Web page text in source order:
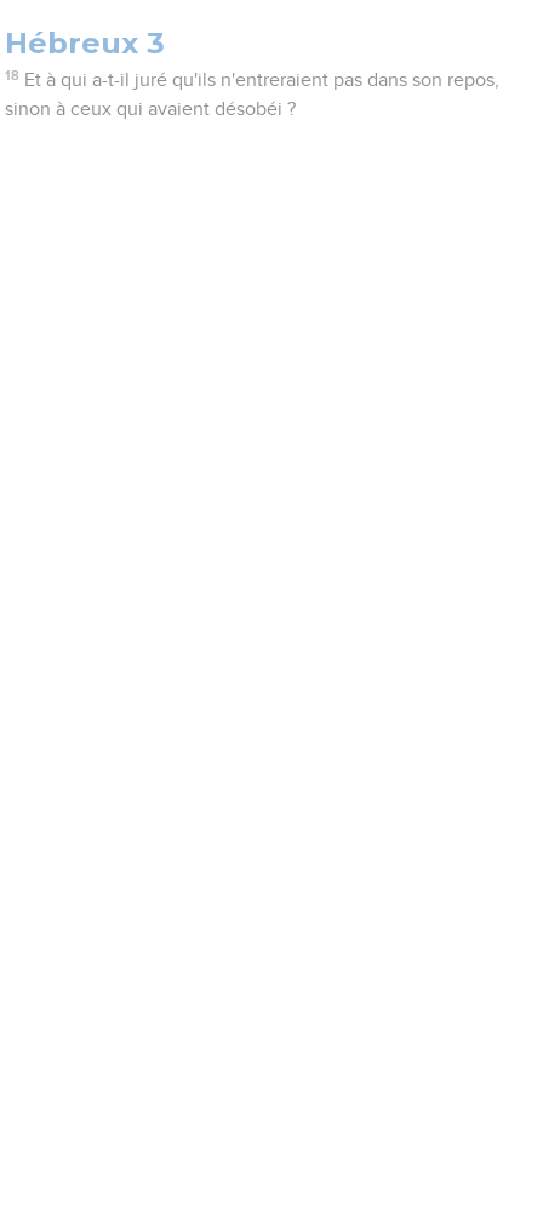
Hébreux 3
18 Et à qui a-t-il juré qu'ils n'entreraient pas dans son repos,
sinon à ceux qui avaient désobéi ?